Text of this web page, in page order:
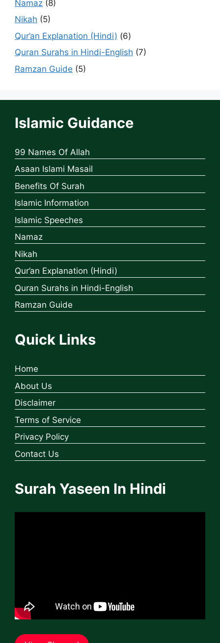
Namaz (8)
Nikah (5)
Qur’an Explanation (Hindi) (6)
Quran Surahs in Hindi-English (7)
Ramzan Guide (5)
Islamic Guidance
99 Names Of Allah
Asaan Islami Masail
Benefits Of Surah
Islamic Information
Islamic Speeches
Namaz
Nikah
Qur’an Explanation (Hindi)
Quran Surahs in Hindi-English
Ramzan Guide
Quick Links
Home
About Us
Disclaimer
Terms of Service
Privacy Policy
Contact Us
Surah Yaseen In Hindi